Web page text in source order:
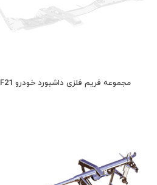
مجموعه فریم فلزی داشبورد خودرو TF21